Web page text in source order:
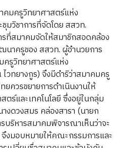
คมครูวิทยาศาสตร์แห่ง
มวิชาการที่จัดโดย สสวท.
ที่สมาคมจัดให้สมาชิกสอดคล้อง
าครูของ สสวท. ผู้อำนวยการ
รูวิทยาศาสตร์แห่ง
วทยางกูร) จึงมีดำริว่าสมาคมครู
ควรขยายการดำเนินงานให้
และเทคโนโลยี ซึ่งอยู่ในกลุ่ม
งดวงสมร คล่องสารา (นายก
ริหารสมาคมพิจารณาเห็นว่าจะ
งมอบหมายให้คณะกรรมการและ